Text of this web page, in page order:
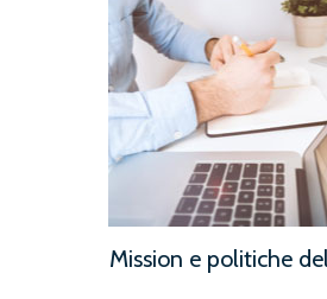
Mission e politiche